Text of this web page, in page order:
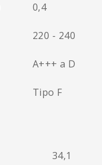
0,4
220 - 240
A+++ a D
Tipo F
34,1